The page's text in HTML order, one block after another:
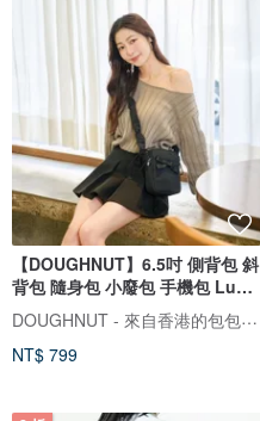
【DOUGHNUT】6.5吋 側背包 斜
背包 隨身包 小廢包 手機包 Luna
黑
DOUGHNUT - 來自香港的包包設計品牌
NT$ 799